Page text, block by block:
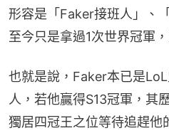
形容是「Faker接班人」、
至今只是拿過1次世界冠軍
也就是說，Faker本已是
人，若他贏得S13冠軍，其
獨居四冠王之位等待追趕他